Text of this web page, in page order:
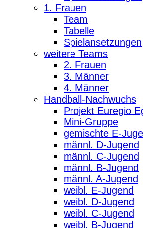
1. Frauen
Team
Tabelle
Spielansetzungen
weitere Teams
2. Frauen
3. Männer
4. Männer
Handball-Nachwuchs
Projekt Euregio
Mini-Gruppe
gemischte E-
männl. D-Jugend
männl. C-Jugend
männl. B-Jugend
männl. A-Jugend
weibl. E-Jugend
weibl. D-Jugend
weibl. C-Jugend
weibl. B-Jugend